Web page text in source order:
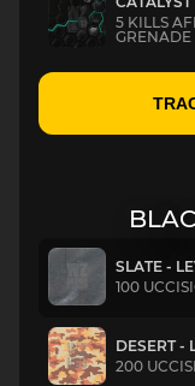
5 KILLS
GRENADE
SLATE -
100
DESERT -
200